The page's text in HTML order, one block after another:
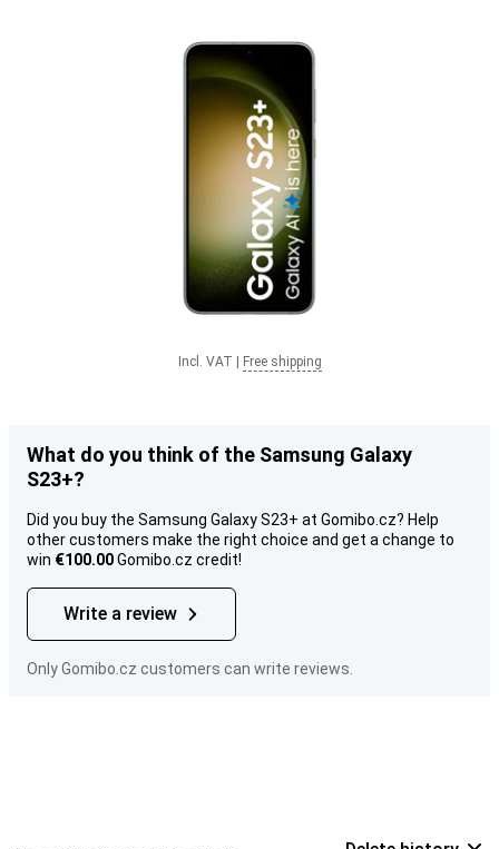
Incl. VAT Free shipping
What do you think of the Samsung Galaxy
S23+?
Did you buy the Samsung Galaxy S23+ at Gomibo.cz? Help
other customers make the right choice and get a change to
win €100.00Gomibo.cz credit!
Write a review
Only Gomibo.cz customers can write reviews.